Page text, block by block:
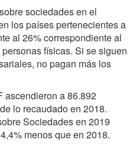
sociedades en el
los países pertenecientes a
al 26% correspondiente al
físicas. Si se siguen
no pagan más los
ascendieron a 86.892
lo recaudado en 2018.
Sociedades en 2019
menos que en 2018.